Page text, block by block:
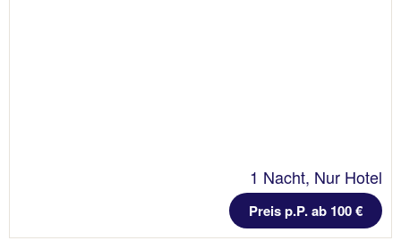
1 Nacht, Nur Hotel
Preis p.P. ab 100 €